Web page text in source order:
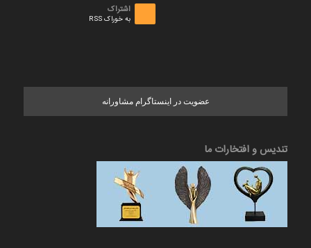
اشتراک
به خوراک RSS
عضویت در اینستاگرام مشاورانه
تندیس و افتخارات ما